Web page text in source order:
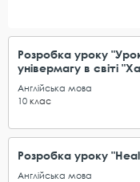
Розробка уроку
універмагу в світі
Англійська мова
10 клас
Розробка уроку
Англійська мова